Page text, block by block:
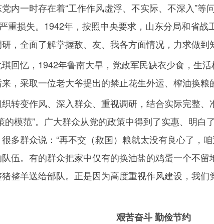
内一时存在着“工作作风虚浮、不实际、不深入”等
重损失。 1942年，按照中央要求，山东分局和省
，全面了解掌握敌、友、我各方面情况，力求做到
回忆， 1942年鲁南大旱，党政军民缺衣少食，生
，采取一位老大爷提出的禁止花生外运、榨油换粮
转变作风、深入群众、重视调研，结合实际完整
的模范”。广大群众从党的政策中得到了实惠、明白
多群众说：“再不交（救国）粮就太没有良心了，
伍。有的群众把家中仅有的换油盐的鸡蛋一个不
整羊送给部队。正是因为高度重视作风建设，我们
艰苦奋斗 勤俭节约